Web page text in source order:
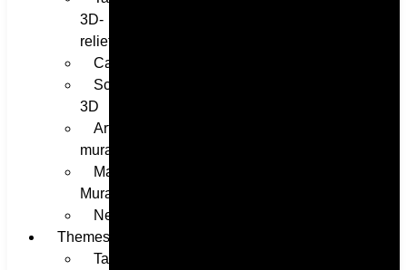
3D-
relief
Cadeaux
Sculptures
3D
Art
mural
Masques
Muraux
Neon
Themes
Tableaux